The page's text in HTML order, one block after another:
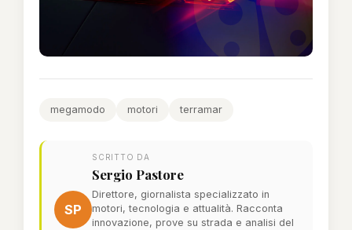
megamodo motori terramar
SP
SCRITTO DA
Sergio Pastore
Direttore, giornalista specializzato in
motori, tecnologia e attualità. Racconta
innovazione, prove su strada e analisi del